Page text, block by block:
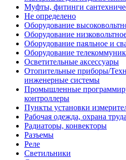
Муфты, фитинги
Не определено
Оборудование
Оборудование
Оборудование паяльное и
Оборудование
Осветительные аксессуары
Отопительные приборы/
инженерные системы
Промышленные
контроллеры
Пункты установки
Рабочая одежда, охрана труда
Радиаторы, конвекторы
Разъемы
Реле
Светильники